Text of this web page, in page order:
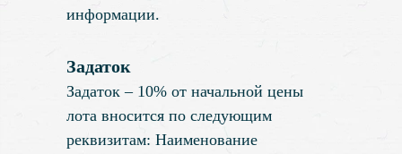
информации.
Задаток
Задаток – 10% от начальной цены
лота вносится по следующим
реквизитам: Наименование